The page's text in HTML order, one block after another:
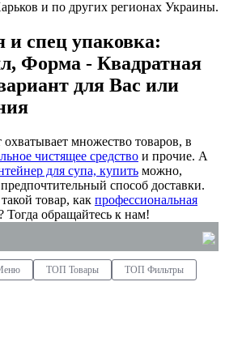
и по других регионах Украины.
и спец упаковка:
Форма - Квадратная
для Вас или
множество товаров, в
чистящее средство и прочие. А
для супа, купить можно,
способ доставки.
товар, как профессиональная
Тогда обращайтесь к нам!
для пищи
пищевые
для тортов
ТОП Товары ТОП Фильтры